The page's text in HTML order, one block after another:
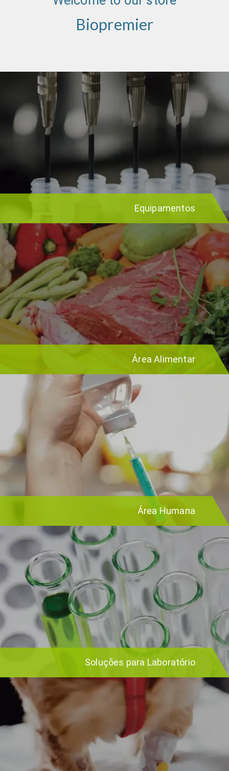
Biopremier
Equipamentos
Área Alimentar
Área Humana
Soluções para Laboratório